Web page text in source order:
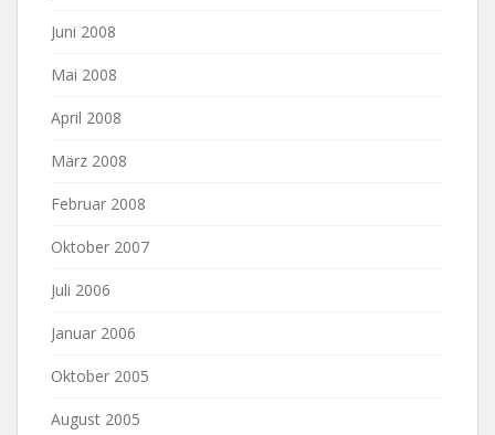
Juni 2008
Mai 2008
April 2008
März 2008
Februar 2008
Oktober 2007
Juli 2006
Januar 2006
Oktober 2005
August 2005